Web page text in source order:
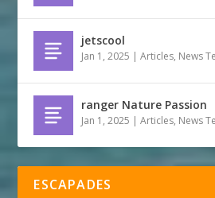
jetscool
Jan 1, 2025 |Articles, News
ranger Nature Passion
Jan 1, 2025 |Articles, News
ESCAPADES